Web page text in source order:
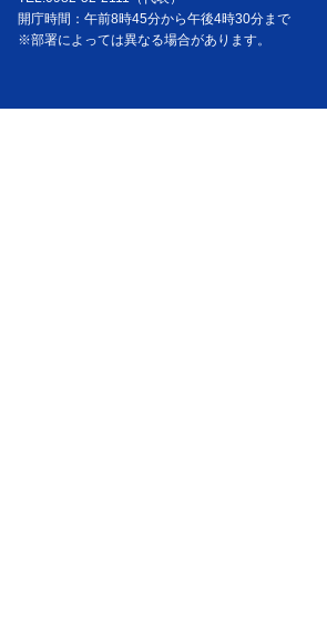
開庁時間：午前8時45分から午後4時30分まで
※部署によっては異なる場合があります。